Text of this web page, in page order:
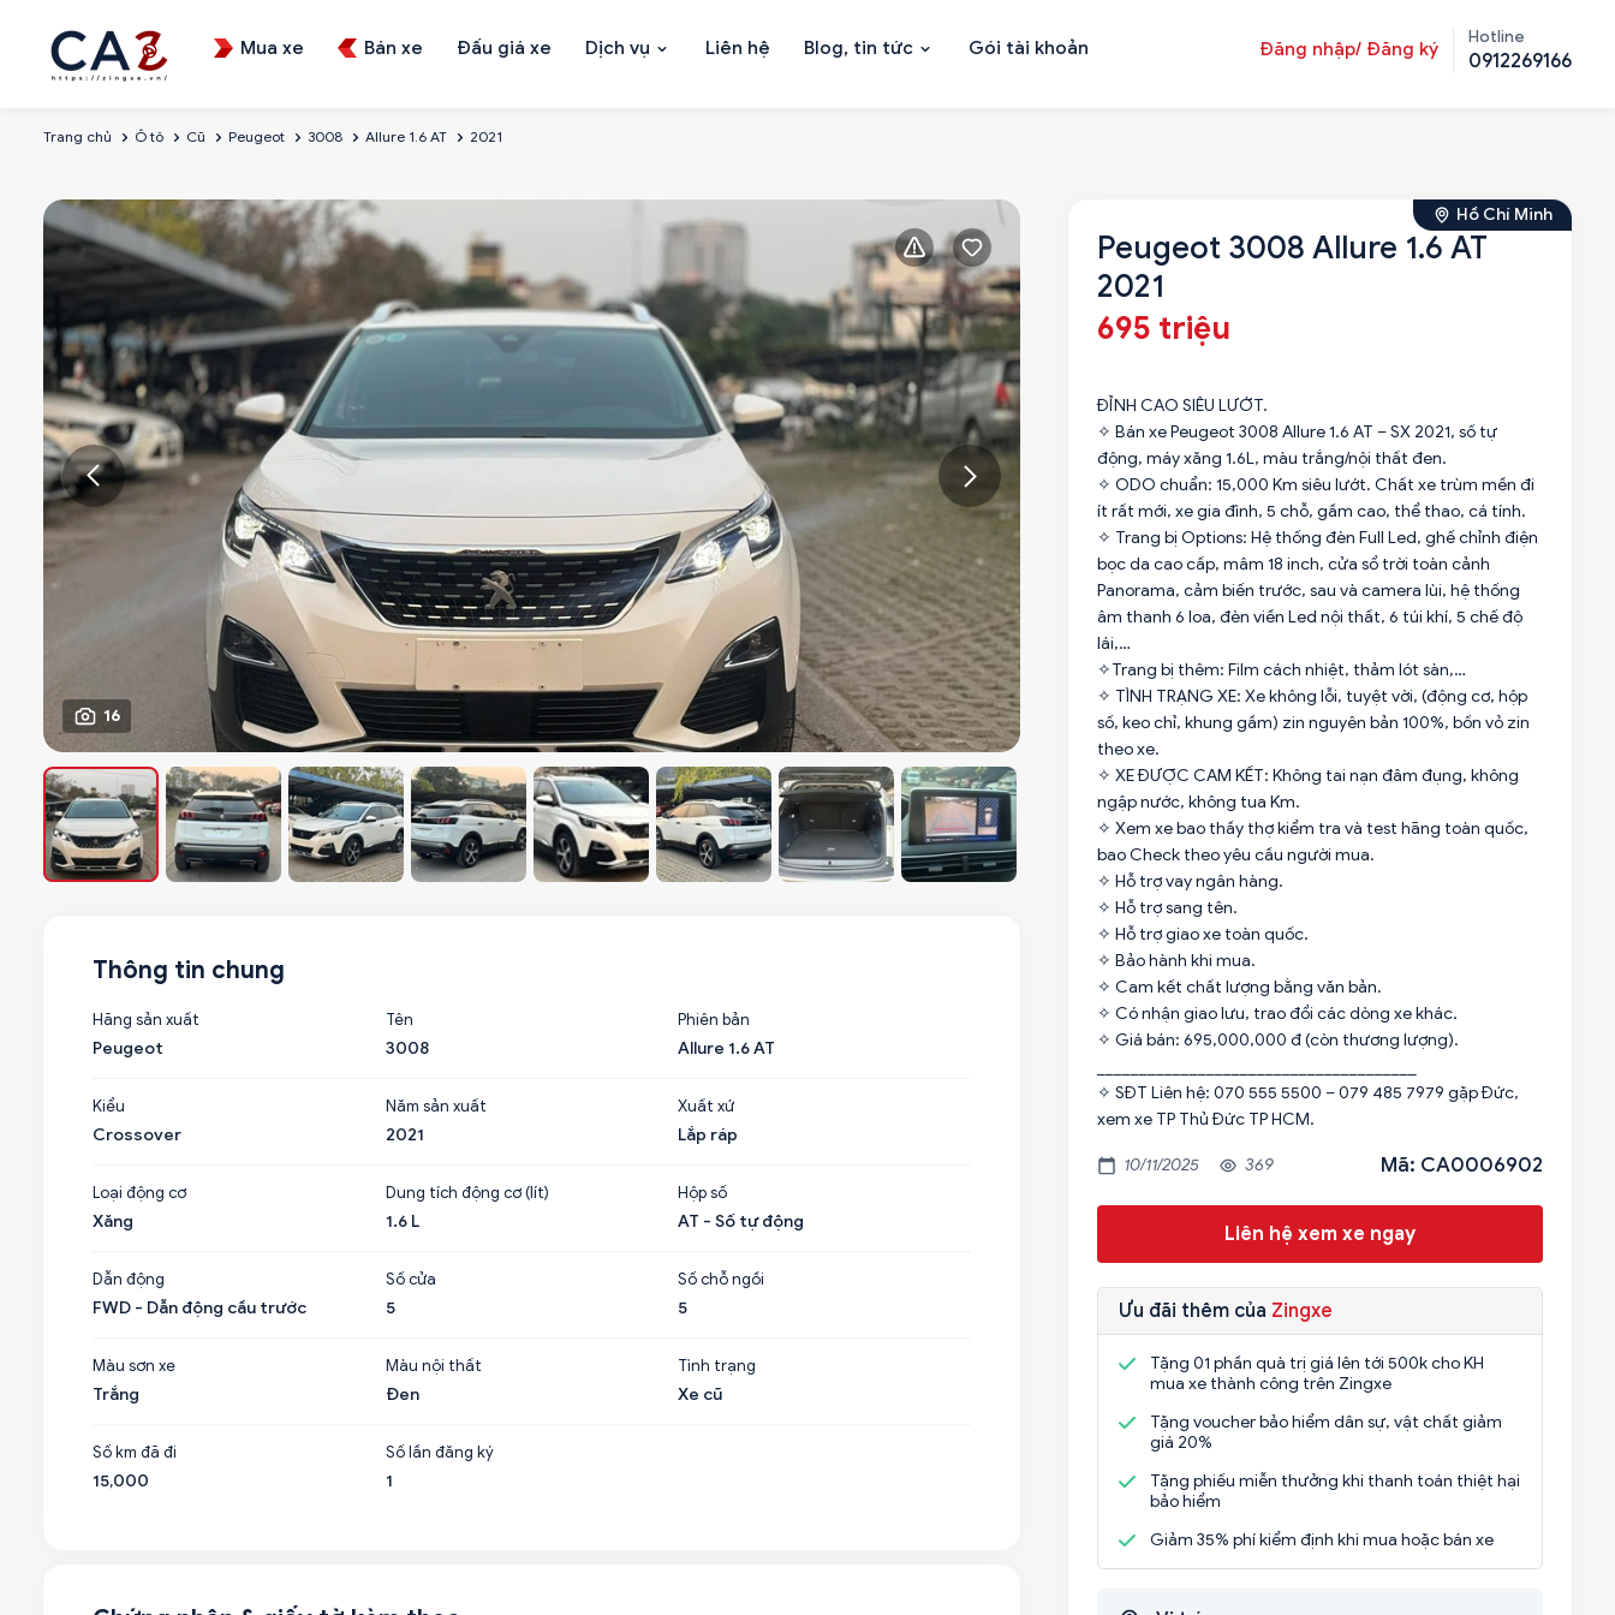
Mua xe Bán xe Đấu giá xe Dịch vụ Liên hệ Blog, tin tức Gói tài khoản Đăng nhập/ Đăng ký
Hotline
0912269166
Trang chủ Ô tô Cũ Peugeot 3008 Allure 1.6 AT 2021
16
Hồ Chí Minh
Peugeot 3008 Allure 1.6 AT
2021
695 triệu
ĐỈNH CAO SIÊU LƯỚT.
✧ Bán xe Peugeot 3008 Allure 1.6 AT – SX 2021, số tự
động, máy xăng 1.6L, màu trắng/nội thất đen.
✧ ODO chuẩn: 15,000 Km siêu lướt. Chất xe trùm mền đi
ít rất mới, xe gia đình, 5 chỗ, gầm cao, thể thao, cá tính.
✧ Trang bị Options: Hệ thống đèn Full Led, ghế chỉnh điện
bọc da cao cấp, mâm 18 inch, cửa sổ trời toàn cảnh
Panorama, cảm biến trước, sau và camera lùi, hệ thống
âm thanh 6 loa, đèn viền Led nội thất, 6 túi khí, 5 chế độ
lái,…
✧Trang bị thêm: Film cách nhiệt, thảm lót sàn,…
✧ TÌNH TRẠNG XE: Xe không lỗi, tuyệt vời, (động cơ, hộp
số, keo chỉ, khung gầm) zin nguyên bản 100%, bốn vỏ zin
theo xe.
✧ XE ĐƯỢC CAM KẾT: Không tai nạn đâm đụng, không
ngập nước, không tua Km.
✧ Xem xe bao thầy thợ kiểm tra và test hãng toàn quốc,
bao Check theo yêu cầu người mua.
✧ Hỗ trợ vay ngân hàng.
✧ Hỗ trợ sang tên.
✧ Hỗ trợ giao xe toàn quốc.
✧ Bảo hành khi mua.
✧ Cam kết chất lượng bằng văn bản.
✧ Có nhận giao lưu, trao đổi các dòng xe khác.
✧ Giá bán: 695,000,000 đ (còn thương lượng).
✧ SĐT Liên hệ: 070 555 5500 – 079 485 7979 gặp Đức,
10/11/2025 369 Mã: CA0006902
Liên hệ xem xe ngay
Ưu đãi thêm của Zingxe
Tặng 01 phần quà trị giá lên tới 500k cho KH
mua xe thành công trên Zingxe
Tặng voucher bảo hiểm dân sự, vật chất giảm
giá 20%
Tặng phiếu miễn thưởng khi thanh toán thiệt hại
bảo hiểm
Giảm 35% phí kiểm định khi mua hoặc bán xe
Thông tin chung
Hãng sản xuất
Peugeot
Tên
3008
Phiên bản
Allure 1.6 AT
Kiểu
Crossover
Năm sản xuất
2021
Xuất xứ
Lắp ráp
Loại động cơ
Xăng
Dung tích động cơ (lít)
1.6 L
Hộp số
AT - Số tự động
Dẫn động
FWD - Dẫn động cầu trước
Số cửa
5
Số chỗ ngồi
5
Màu sơn xe
Trắng
Màu nội thất
Đen
Tình trạng
Xe cũ
Số km đã đi
15,000
Số lần đăng ký
1